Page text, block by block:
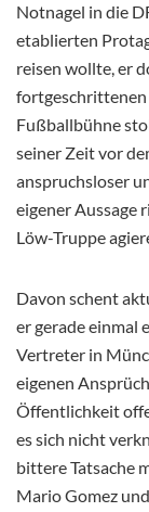
Notnagel in die
etablierten
reisen wollte, er
fortgeschrittenen
Fußballbühne
seiner Zeit vor
anspruchsloser
eigener Aussage
Löw-Truppe
Davon schent
er gerade einmal
Vertreter in
eigenen
Öffentlichkeit
es sich nicht
bittere Tatsache
Mario Gomez